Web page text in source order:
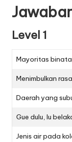
Level 1
Mayoritas
Menimbulkan
Daerah yang
Gue dulu, lu
Jenis air pada